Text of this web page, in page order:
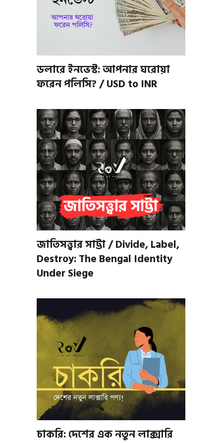
ডলারে ইনভেস্ট: আপনার ঘরোয়া
ফরেন পলিসি? / USD to INR
জাতিসত্ত্বার সাট্টা / Divide, Label,
Destroy: The Bengal Identity
Under Siege
চাকরি: দেশের এক নতুন লাক্সারি